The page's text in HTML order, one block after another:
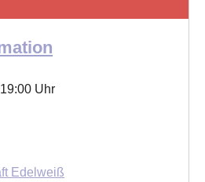
Uhr
Edelweiß